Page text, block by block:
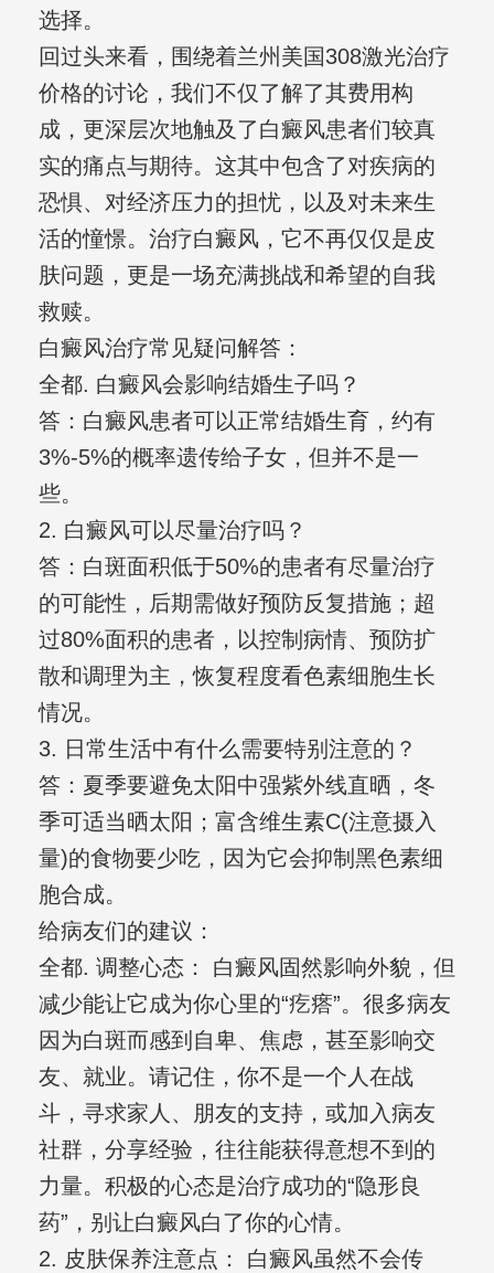
选择。
回过头来看，围绕着兰州美国308激光治疗
价格的讨论，我们不仅了解了其费用构
成，更深层次地触及了白癜风患者们较真
实的痛点与期待。这其中包含了对疾病的
恐惧、对经济压力的担忧，以及对未来生
活的憧憬。治疗白癜风，它不再仅仅是皮
肤问题，更是一场充满挑战和希望的自我
救赎。
白癜风治疗常见疑问解答：
全都. 白癜风会影响结婚生子吗？
答：白癜风患者可以正常结婚生育，约有
3%-5%的概率遗传给子女，但并不是一
些。
2. 白癜风可以尽量治疗吗？
答：白斑面积低于50%的患者有尽量治疗
的可能性，后期需做好预防反复措施；超
过80%面积的患者，以控制病情、预防扩
散和调理为主，恢复程度看色素细胞生长
情况。
3. 日常生活中有什么需要特别注意的？
答：夏季要避免太阳中强紫外线直晒，冬
季可适当晒太阳；富含维生素C(注意摄入
量)的食物要少吃，因为它会抑制黑色素细
胞合成。
给病友们的建议：
全都. 调整心态： 白癜风固然影响外貌，但
减少能让它成为你心里的“疙瘩”。很多病友
因为白斑而感到自卑、焦虑，甚至影响交
友、就业。请记住，你不是一个人在战
斗，寻求家人、朋友的支持，或加入病友
社群，分享经验，往往能获得意想不到的
力量。积极的心态是治疗成功的“隐形良
药”，别让白癜风白了你的心情。
2. 皮肤保养注意点： 白癜风虽然不会传